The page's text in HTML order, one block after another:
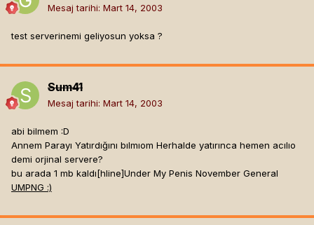
Mesaj tarihi: Mart 14, 2003
test serverinemi geliyosun yoksa ?
Sum41
Mesaj tarihi: Mart 14, 2003
abi bilmem :D
Annem Parayı Yatırdığını bılmıom Herhalde yatırınca hemen acılıo
demi orjinal servere?
bu arada 1 mb kaldı[hline]Under My Penis November General
UMPNG :)